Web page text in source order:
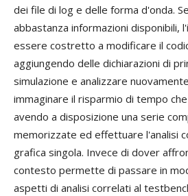
dei file di log e delle forma d'onda.
abbastanza informazioni disponibili,
essere costretto a modificare il
aggiungendo delle dichiarazioni di
simulazione e analizzare
immaginare il risparmio di tempo
avendo a disposizione una serie
memorizzate ed effettuare l'analisi
grafica singola. Invece di dover
contesto permette di passare in
aspetti di analisi correlati al